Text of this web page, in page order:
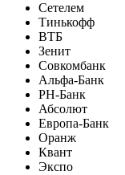
Сетелем
Тинькофф
ВТБ
Зенит
Совкомбанк
Альфа-Банк
РН-Банк
Абсолют
Европа-Банк
Оранж
Квант
Экспо